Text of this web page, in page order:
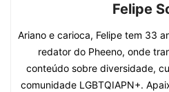
Felipe
Ariano e carioca, Felipe tem 33
redator do Pheeno, onde
conteúdo sobre diversidade,
comunidade LGBTQIAPN+.